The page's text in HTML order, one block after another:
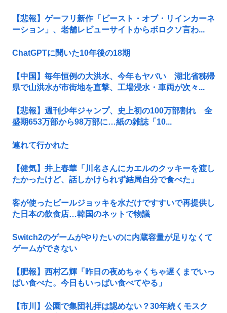
【悲報】ゲーフリ新作「ビースト・オブ・リインカーネ
ーション」、老舗レビューサイトからボロクソ言わ...
ChatGPTに聞いた10年後の18期
【中国】毎年恒例の大洪水、今年もヤバい 湖北省秭帰
県で山洪水が市街地を直撃、工場浸水・車両が次々...
【悲報】週刊少年ジャンプ、史上初の100万部割れ 全
盛期653万部から98万部に…紙の雑誌「10...
連れて行かれた
【健気】井上春華「川名さんにカエルのクッキーを渡し
たかったけど、話しかけられず結局自分で食べた」
客が使ったビールジョッキを水だけですすいで再提供し
た日本の飲食店…韓国のネットで物議
Switch2のゲームがやりたいのに内蔵容量が足りなくて
ゲームができない
【肥報】西村乙輝「昨日の夜めちゃくちゃ遅くまでいっ
ぱい食べた。今日もいっぱい食べてやる」
【市川】公園で集団礼拝は認めない？30年続くモスク